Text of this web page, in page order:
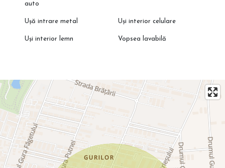
auto
Ușă intrare metal Uși interior celulare
Uși interior lemn Vopsea lavabilă